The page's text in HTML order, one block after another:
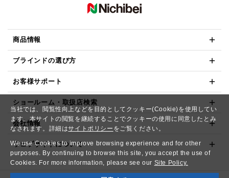
当社では、閲覧性向上などを目的としてクッキー(Cookie)を使用してい
ます。本サイトの閲覧を継続することでクッキーの使用に同意したとみ
なされます。詳細はサイトポリシー をご覧ください。
We use Cookies to improve browsing experience and for other
purposes. By continuing to browse this site, you accept the use of
Cookies. For more information, please see our Site Policy.
商品情報
ブラインドの選び方
お客様サポート
ショールーム・取扱店検索
会社情報
ウェブサイトについて